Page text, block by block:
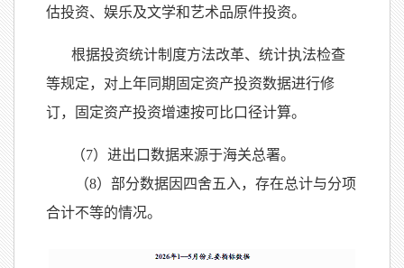
估投资、娱乐及文学和艺术品原件投资。
根据投资统计制度方法改革、统计执法检查
等规定，对上年同期固定资产投资数据进行修
订，固定资产投资增速按可比口径计算。
（7）进出口数据来源于海关总署。
（8）部分数据因四舍五入，存在总计与分项
合计不等的情况。